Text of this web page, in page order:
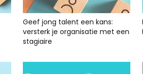
Geef jong talent een kans:
versterk je organisatie met een
stagiaire